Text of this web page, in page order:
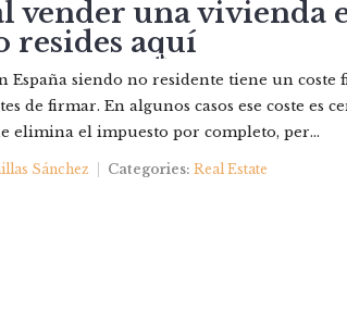
QUIERES VENDER?
vender una vivienda
resides aquí
España siendo no residente tiene un coste
de firmar. En algunos casos ese coste es
elimina el impuesto por completo, per...
Sánchez Categories: Real Estate